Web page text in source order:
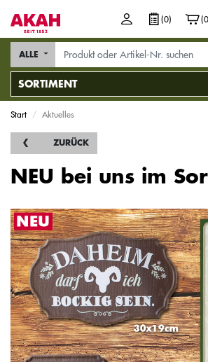
(0)
SORTIMENT
ALLE
Start Aktuelles
ZURÜCK
NEU bei uns im